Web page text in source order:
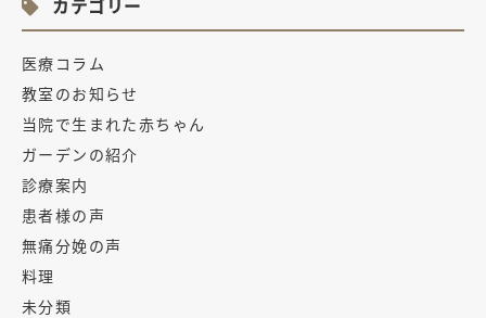
カテゴリー
医療コラム
教室のお知らせ
当院で生まれた赤ちゃん
ガーデンの紹介
診療案内
患者様の声
無痛分娩の声
料理
未分類